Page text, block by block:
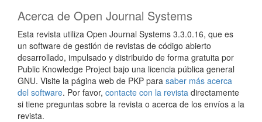
Acerca de Open Journal Systems
Esta revista utiliza Open Journal Systems 3.3.0.16, que es
un software de gestión de revistas de código abierto
desarrollado, impulsado y distribuido de forma gratuita por
Public Knowledge Project bajo una licencia pública general
GNU. Visite la página web de PKP para saber más acerca
del software. Por favor, contacte con la revista directamente
si tiene preguntas sobre la revista o acerca de los envíos a la
revista.